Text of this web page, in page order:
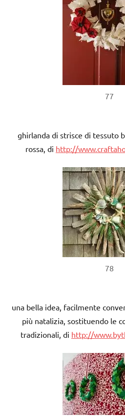
77
ghirlanda di strisce di tessuto
rossa, di http://
78
una bella idea, facilmente
più natalizia, sostituendo le
tradizionali, di http://